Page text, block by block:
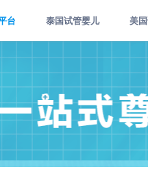
台 泰国试管婴儿 美